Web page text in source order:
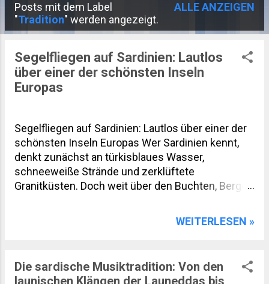
P
o
Posts mit dem Label
"Tradition" werden angezeigt.
ALLE ANZEIGEN
Segelfliegen auf Sardinien: Lautlos
über einer der schönsten Inseln
Europas
Segelfliegen auf Sardinien: Lautlos über einer der
schönsten Inseln Europas Wer Sardinien kennt,
denkt zunächst an türkisblaues Wasser,
schneeweiße Strände und zerklüftete
Granitküsten. Doch weit über den Buchten, Bergen
Beim Segelfliegen zeigt sich die Mittelmeerinsel
von ihrer spektakulärsten Seite. Lautlos gleiten
des Golfs von Orosei. Der Blick reicht an klaren
WEITERLESEN »
Die sardische Musiktradition: Von den
launischen Klängen der Launeddas bis